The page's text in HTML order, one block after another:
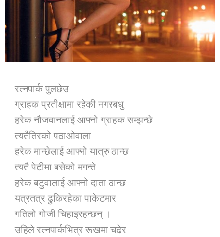
रत्नपार्क पुलछेउ
ग्राहक प्रतीक्षामा रहेकी नगरबधु
हरेक नौजवानलाई आफ्नो ग्राहक सम्झन्छे
त्यतैतिरको पठाओवाला
हरेक मान्छेलाई आफ्नो यात्रु ठान्छ
त्यतै पेटीमा बसेको मगन्ते
हरेक बटुवालाई आफ्नो दाता ठान्छ
यत्रतत्र ढुकिरहेका पाकेटमार
गतिलो गोजी चिहाइरहन्छन् ।
उहिले रत्नपार्कभित्र रूखमा चढेर